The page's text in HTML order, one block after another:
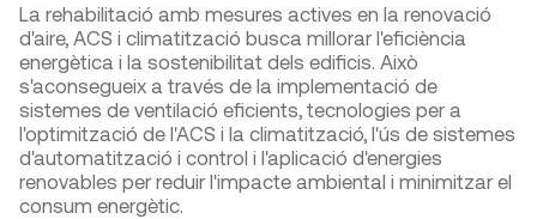
La rehabilitació amb mesures actives en la renovació
d'aire, ACS i climatització busca millorar l'eficiència
energètica i la sostenibilitat dels edificis. Això
s'aconsegueix a través de la implementació de
sistemes de ventilació eficients, tecnologies per a
l'optimització de l'ACS i la climatització, l'ús de sistemes
d'automatització i control i l'aplicació d'energies
renovables per reduir l'impacte ambiental i minimitzar el
consum energètic.